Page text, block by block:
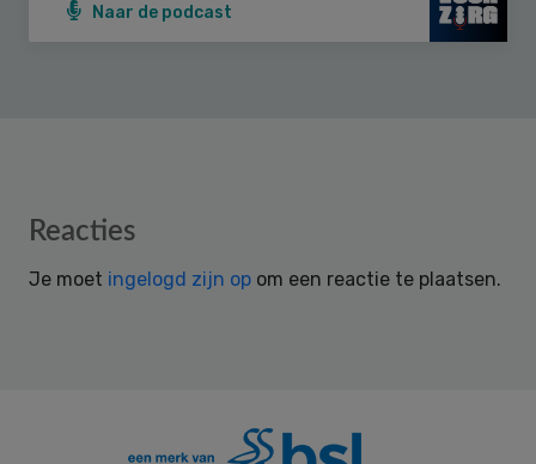
Naar de podcast
Reader
Reacties
Je moet ingelogd zijn op om een reactie te plaatsen.